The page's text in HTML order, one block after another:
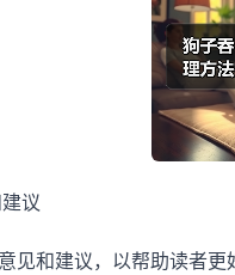
议
见和建议，以帮助读者更